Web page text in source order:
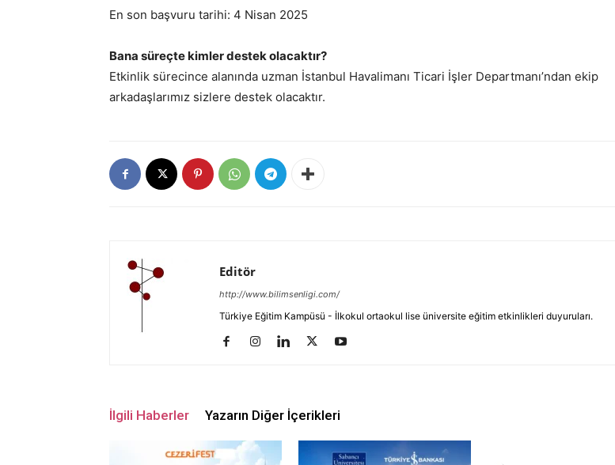
En son başvuru tarihi: 4 Nisan 2025
Bana süreçte kimler destek olacaktır?
Etkinlik sürecince alanında uzman İstanbul Havalimanı Ticari İşler Departmanı’ndan ekip
arkadaşlarımız sizlere destek olacaktır.
Editör
http://www.bilimsenligi.com/
Türkiye Eğitim Kampüsü - İlkokul ortaokul lise üniversite eğitim etkinlikleri duyuruları.
İlgili Haberler Yazarın Diğer İçerikleri